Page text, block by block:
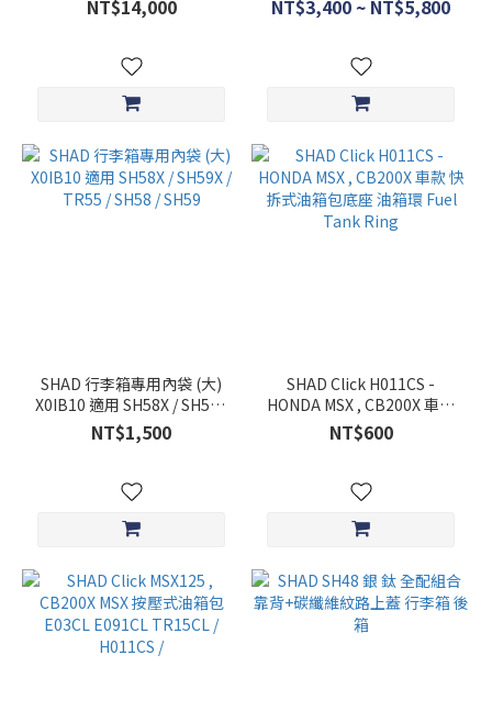
NT$14,000
2018-2024
NT$3,400 ~ NT$5,800
SHAD 行李箱專用內袋 (大)
X0IB10 適用 SH58X / SH59X
/ TR55 / SH58 / SH59
NT$1,500
SHAD Click H011CS -
HONDA MSX , CB200X 車款
快拆式油箱包底座 油箱環
Fuel Tank Ring
NT$600